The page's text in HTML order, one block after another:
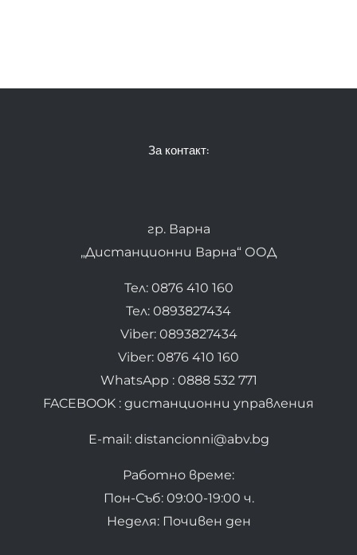
За контакт:
гр. Варна
„Дистанционни Варна“ ООД
Тел: 0876 410 160
Тел: 0893827434
Viber: 0893827434
Viber: 0876 410 160
WhatsApp : 0888 532 771
FACEBOOK : дистанционни управления
E-mail: distancionni@abv.bg
Работно време:
Пон-Съб: 09:00-19:00 ч.
Неделя: Почивен ден